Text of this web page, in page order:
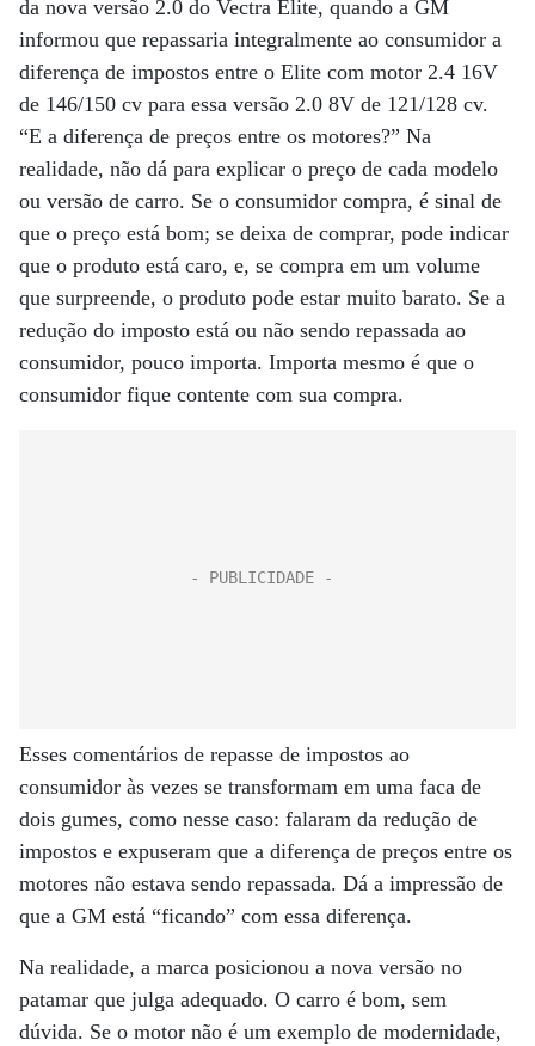
da nova versão 2.0 do Vectra Elite, quando a GM
informou que repassaria integralmente ao consumidor a
diferença de impostos entre o Elite com motor 2.4 16V
de 146/150 cv para essa versão 2.0 8V de 121/128 cv.
“E a diferença de preços entre os motores?” Na
realidade, não dá para explicar o preço de cada modelo
ou versão de carro. Se o consumidor compra, é sinal de
que o preço está bom; se deixa de comprar, pode indicar
que o produto está caro, e, se compra em um volume
que surpreende, o produto pode estar muito barato. Se a
redução do imposto está ou não sendo repassada ao
consumidor, pouco importa. Importa mesmo é que o
consumidor fique contente com sua compra.
Esses comentários de repasse de impostos ao
consumidor às vezes se transformam em uma faca de
dois gumes, como nesse caso: falaram da redução de
impostos e expuseram que a diferença de preços entre os
motores não estava sendo repassada. Dá a impressão de
que a GM está “ficando” com essa diferença.
Na realidade, a marca posicionou a nova versão no
patamar que julga adequado. O carro é bom, sem
dúvida. Se o motor não é um exemplo de modernidade,